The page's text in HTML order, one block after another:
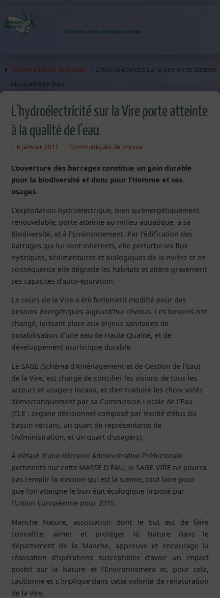
Communiqués de presse
> L’hydroélectricité sur la Vire porte atteinte
à la qualité de l’eau
L’hydroélectricité sur la Vire porte atteinte
à la qualité de l’eau
6 janvier 2011 Communiqués de presse
L’ouverture des barrages constitue un gain durable
pour la biodiversité et donc pour l’Homme et ses
usages
L’exploitation hydroélectrique, bien qu’énergétiquement
renouvelable, porte atteinte au milieu aquatique, à sa
Biodiversité, et à l’Environnement. Par l’édification des
barrages qui lui sont inhérents, elle perturbe les flux
hydriques, sédimentaires et biologiques de la rivière et en
conséquence elle dégrade les habitats et altère gravement
ses capacités d’auto-épuration.
Le cours de la Vire a été fortement modifié pour des
besoins énergétiques aujourd’hui révolus. Les besoins ont
changé, laissant place aux enjeux sanitaires de
potabilisation d’une eau de Haute Qualité, et de
développement touristique durable.
Le SAGE (Schéma d’Aménagement et de Gestion de l’Eau)
de la Vire, est chargé de concilier les visions de tous les
acteurs et usagers locaux, et d’en traduire les choix votés
démocratiquement par sa Commission Locale de l’Eau
(CLE : organe décisionnel composé par moitié d’élus du
bassin versant, un quart de représentants de
l’Administration, et un quart d’usagers),
À défaut d’une décision Administrative Préfectorale
pertinente sur cette MASSE D’EAU, le SAGE-VIRE ne pourra
pas remplir la mission qui est la sienne, tout faire pour
que l’on atteigne le bon état écologique imposé par
l’Union Européenne pour 2015.
Manche Nature, association dont le but est de faire
connaître, aimer et protéger la Nature dans le
département de la Manche, approuve et encourage la
réalisation d’opérations susceptibles d’avoir un impact
positif sur la Nature et l’Environnement et, pour cela,
cautionne et s’implique dans cette volonté de renaturation
de la Vire.